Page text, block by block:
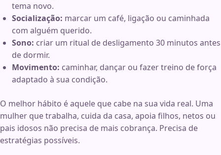
tema novo.
Socialização: marcar um café, ligação ou caminhada
com alguém querido.
Sono: criar um ritual de desligamento 30 minutos antes
de dormir.
Movimento: caminhar, dançar ou fazer treino de força
adaptado à sua condição.
O melhor hábito é aquele que cabe na sua vida real. Uma
mulher que trabalha, cuida da casa, apoia filhos, netos ou
pais idosos não precisa de mais cobrança. Precisa de
estratégias possíveis.